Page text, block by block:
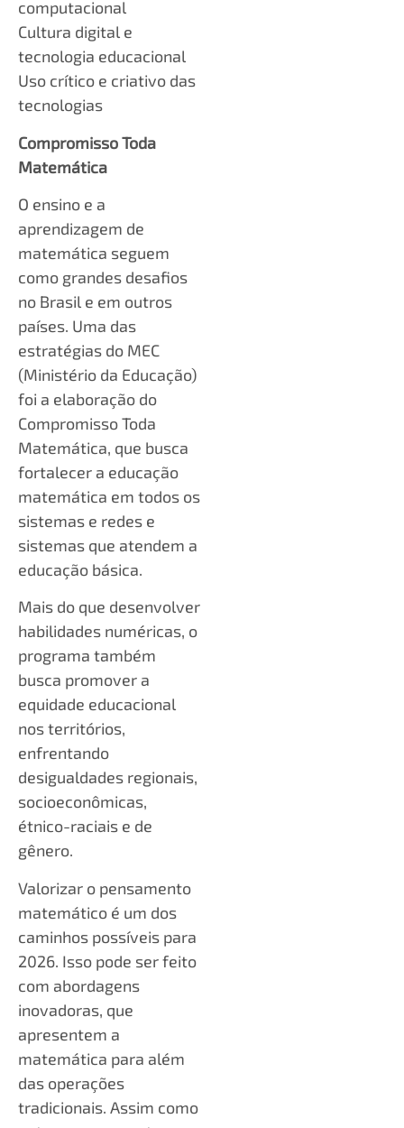
computacional
Cultura digital e
tecnologia educacional
Uso crítico e criativo das
tecnologias
Compromisso Toda
Matemática
O ensino e a
aprendizagem de
matemática seguem
como grandes desafios
no Brasil e em outros
países. Uma das
estratégias do MEC
(Ministério da Educação)
foi a elaboração do
Compromisso Toda
Matemática, que busca
fortalecer a educação
matemática em todos os
sistemas e redes e
sistemas que atendem a
educação básica.
Mais do que desenvolver
habilidades numéricas, o
programa também
busca promover a
equidade educacional
nos territórios,
enfrentando
desigualdades regionais,
socioeconômicas,
étnico-raciais e de
gênero.
Valorizar o pensamento
matemático é um dos
caminhos possíveis para
2026. Isso pode ser feito
com abordagens
inovadoras, que
apresentem a
matemática para além
das operações
tradicionais. Assim como